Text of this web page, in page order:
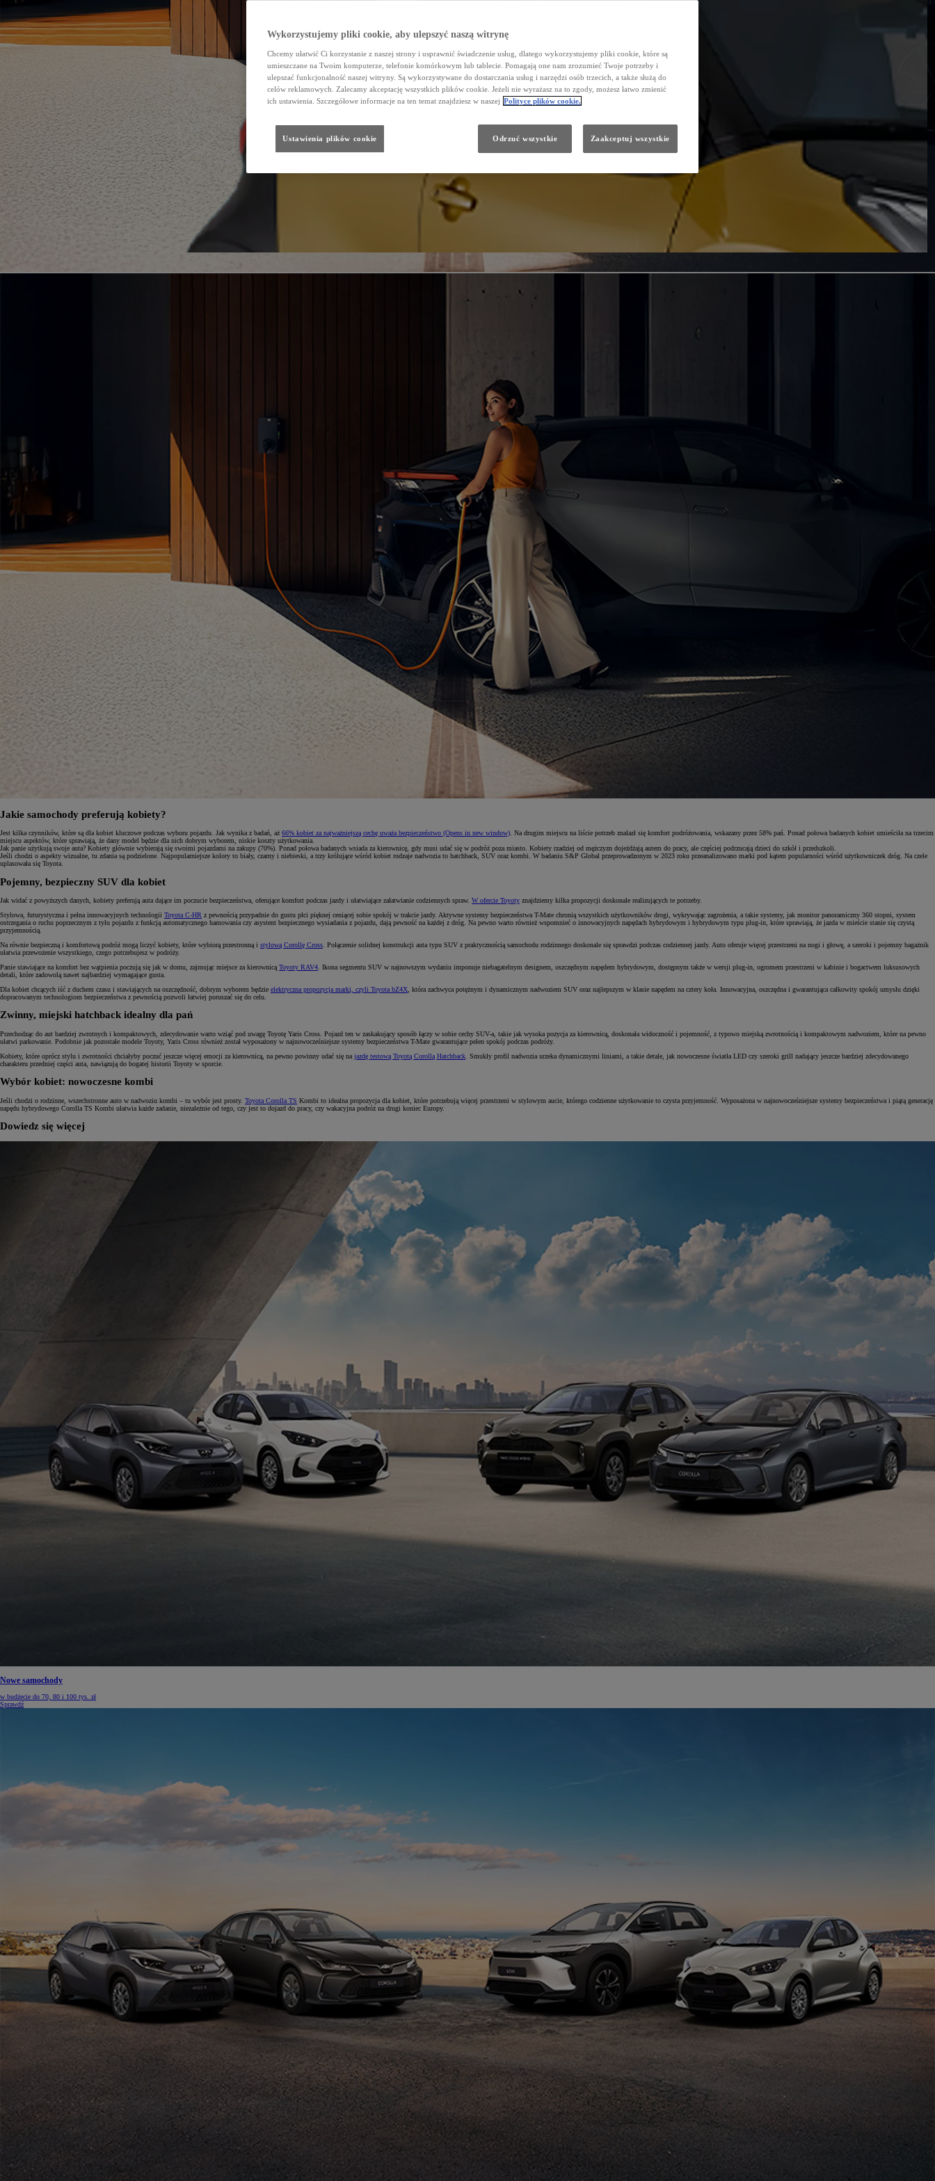
Od81 900 zł
Yaris Cross
HYBRID
105 300 zł
Corolla Hatchback
HYBRID
Jakie samochody preferują kobiety?
Jest kilka czynników, które są dla kobiet kluczowe podczas wyboru pojazdu. Jak wynika z badań, aż 66% kobiet za najważniejszą cechę uważa bezpieczeństwo (Opens in new window) . Na drugim miejscu na liście potrzeb znalazł się komfort podróżowania, wskazany przez 58% pań. Ponad połowa badanych kobiet umieściła na trzecim
miejscu aspektów, które sprawiają, że dany model będzie dla nich dobrym wyborem, niskie koszty użytkowania.
Jak panie użytkują swoje auta? Kobiety głównie wybierają się swoimi pojazdami na zakupy (70%). Ponad połowa badanych wsiada za kierownicę, gdy musi udać się w podróż poza miasto. Kobiety rzadziej od mężczyzn dojeżdżają autem do pracy, ale częściej podrzucają dzieci do szkół i przedszkoli.
Jeśli chodzi o aspekty wizualne, tu zdania są podzielone. Najpopularniejsze kolory to biały, czarny i niebieski, a trzy królujące wśród kobiet rodzaje nadwozia to hatchback, SUV oraz kombi. W badaniu S&P Global przeprowadzonym w 2023 roku przeanalizowano marki pod kątem popularności wśród użytkowniczek dróg. Na czele
uplasowała się Toyota.
Pojemny, bezpieczny SUV dla kobiet
Jak widać z powyższych danych, kobiety preferują auta dające im poczucie bezpieczeństwa, oferujące komfort podczas jazdy i ułatwiające załatwianie codziennych spraw. W ofercie Toyoty znajdziemy kilka propozycji doskonale realizujących te potrzeby.
Stylowa, futurystyczna i pełna innowacyjnych technologii Toyota C-HR z pewnością przypadnie do gustu płci pięknej ceniącej sobie spokój w trakcie jazdy. Aktywne systemy bezpieczeństwa T-Mate chronią wszystkich użytkowników drogi, wykrywając zagrożenia, a takie systemy, jak monitor panoramiczny 360 stopni, system
ostrzegania o ruchu poprzecznym z tyłu pojazdu z funkcją automatycznego hamowania czy asystent bezpiecznego wysiadania z pojazdu, dają pewność na każdej z dróg. Na pewno warto również wspomnieć o innowacyjnych napędach hybrydowym i hybrydowym typu plug-in, które sprawiają, że jazda w mieście stanie się czystą
przyjemnością.
Na równie bezpieczną i komfortową podróż mogą liczyć kobiety, które wybiorą przestronną i stylową Corollę Cross . Połączenie solidnej konstrukcji auta typu SUV z praktycznością samochodu rodzinnego doskonale się sprawdzi podczas codziennej jazdy. Auto oferuje więcej przestrzeni na nogi i głowę, a szeroki i pojemny bagażnik
ułatwia przewożenie wszystkiego, czego potrzebujesz w podróży.
Panie stawiające na komfort bez wątpienia poczują się jak w domu, zajmując miejsce za kierownicą Toyoty RAV4 . Ikona segmentu SUV w najnowszym wydaniu imponuje niebagatelnym designem, oszczędnym napędem hybrydowym, dostępnym także w wersji plug-in, ogromem przestrzeni w kabinie i bogactwem luksusowych
detali, które zadowolą nawet najbardziej wymagające gusta.
Dla kobiet chcących iść z duchem czasu i stawiających na oszczędność, dobrym wyborem będzie elektryczna propozycja marki, czyli Toyota bZ4X , która zachwyca potężnym i dynamicznym nadwoziem SUV oraz najlepszym w klasie napędem na cztery koła. Innowacyjna, oszczędna i gwarantująca całkowity spokój umysłu dzięki
dopracowanym technologiom bezpieczeństwa z pewnością pozwoli łatwiej poruszać się do celu.
Zwinny, miejski hatchback idealny dla pań
Przechodząc do aut bardziej zwrotnych i kompaktowych, zdecydowanie warto wziąć pod uwagę Toyotę Yaris Cross. Pojazd ten w zaskakujący sposób łączy w sobie cechy SUV-a, takie jak wysoka pozycja za kierownicą, doskonała widoczność i pojemność, z typowo miejską zwrotnością i kompaktowym nadwoziem, które na pewno
ułatwi parkowanie. Podobnie jak pozostałe modele Toyoty, Yaris Cross również został wyposażony w najnowocześniejsze systemy bezpieczeństwa T-Mate gwarantujące pełen spokój podczas podróży.
Kobiety, które oprócz stylu i zwrotności chciałyby poczuć jeszcze więcej emocji za kierownicą, na pewno powinny udać się na jazdę testową Toyotą Corollą Hatchback . Smukły profil nadwozia urzeka dynamicznymi liniami, a takie detale, jak nowoczesne światła LED czy szeroki grill nadający jeszcze bardziej zdecydowanego
charakteru przedniej części auta, nawiązują do bogatej historii Toyoty w sporcie.
Wybór kobiet: nowoczesne kombi
Jeśli chodzi o rodzinne, wszechstronne auto w nadwoziu kombi – tu wybór jest prosty. Toyota Corolla TS Kombi to idealna propozycja dla kobiet, które potrzebują więcej przestrzeni w stylowym aucie, którego codzienne użytkowanie to czysta przyjemność. Wyposażona w najnowocześniejsze systemy bezpieczeństwa i piątą generację
napędu hybrydowego Corolla TS Kombi ułatwia każde zadanie, niezależnie od tego, czy jest to dojazd do pracy, czy wakacyjna podróż na drugi koniec Europy.
Dowiedz się więcej
Nowe samochody
w budżecie do 70, 80 i 100 tys. zł
Sprawdź
Wykorzystujemy pliki cookie, aby ulepszyć naszą witrynę
Chcemy ułatwić Ci korzystanie z naszej strony i usprawnić świadczenie usług, dlatego wykorzystujemy pliki cookie, które są
umieszczane na Twoim komputerze, telefonie komórkowym lub tablecie. Pomagają one nam zrozumieć Twoje potrzeby i
ulepszać funkcjonalność naszej witryny. Są wykorzystywane do dostarczania usług i narzędzi osób trzecich, a także służą do
celów reklamowych. Zalecamy akceptację wszystkich plików cookie. Jeżeli nie wyrażasz na to zgody, możesz łatwo zmienić
ich ustawienia. Szczegółowe informacje na ten temat znajdziesz w naszej Polityce plików cookie.
Ustawienia plików cookie Odrzuć wszystkie Zaakceptuj wszystkie